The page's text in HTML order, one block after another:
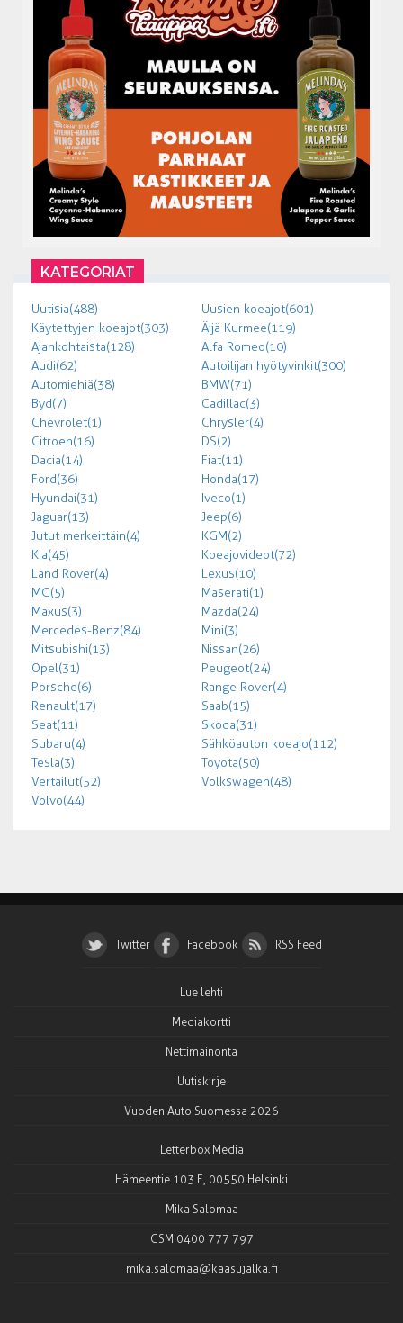
KATEGORIAT
Uutisia (488)
Uusien koeajot (601)
Käytettyjen koeajot (303)
Äijä Kurmee (119)
Ajankohtaista (128)
Alfa Romeo (10)
Audi (62)
Autoilijan hyötyvinkit (300)
Automiehiä (38)
BMW (71)
Byd (7)
Cadillac (3)
Chevrolet (1)
Chrysler (4)
Citroen (16)
DS (2)
Dacia (14)
Fiat (11)
Ford (36)
Honda (17)
Hyundai (31)
Iveco (1)
Jaguar (13)
Jeep (6)
Jutut merkeittäin (4)
KGM (2)
Kia (45)
Koeajovideot (72)
Land Rover (4)
Lexus (10)
MG (5)
Maserati (1)
Maxus (3)
Mazda (24)
Mercedes-Benz (84)
Mini (3)
Mitsubishi (13)
Nissan (26)
Opel (31)
Peugeot (24)
Porsche (6)
Range Rover (4)
Renault (17)
Saab (15)
Seat (11)
Skoda (31)
Subaru (4)
Sähköauton koeajo (112)
Tesla (3)
Toyota (50)
Vertailut (52)
Volkswagen (48)
Volvo (44)
Twitter Facebook RSS Feed
Lue lehti
Mediakortti
Nettimainonta
Uutiskirje
Vuoden Auto Suomessa 2026
Letterbox Media
Hämeentie 103 E, 00550 Helsinki
Mika Salomaa
GSM 0400 777 797
mika.salomaa@kaasujalka.fi